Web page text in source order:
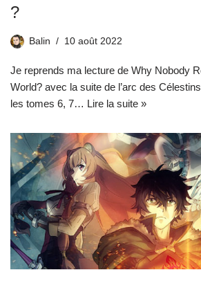
?
Balin 10 août 2022
Je reprends ma lecture de Why Nobody
World? avec la suite de l’arc des
les tomes 6, 7… Lire la suite »